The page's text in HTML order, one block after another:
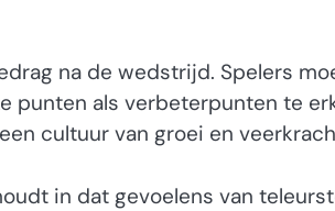
na de wedstrijd. Spelers
punten als verbeterpunten te
cultuur van groei en
in dat gevoelens van